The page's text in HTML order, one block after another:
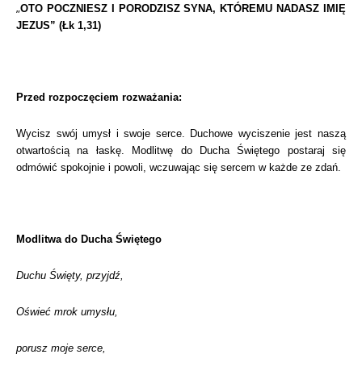
„OTO POCZNIESZ I PORODZISZ SYNA, KTÓREMU NADASZ IMIĘ
JEZUS” (Łk 1,31)
Przed rozpoczęciem rozważania:
Wycisz swój umysł i swoje serce. Duchowe wyciszenie jest naszą
otwartością na łaskę. Modlitwę do Ducha Świętego postaraj się
odmówić spokojnie i powoli, wczuwając się sercem w każde ze zdań.
Modlitwa do Ducha Świętego
Duchu Święty, przyjdź,
Oświeć mrok umysłu,
porusz moje serce,